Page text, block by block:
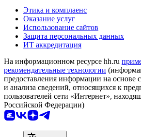
Этика и комплаенс
Оказание услуг
Использование сайтов
Защита персональных данных
ИТ аккредитация
На информационном ресурсе hh.ru
рекомендательные технологии
предоставления информации на основе
и анализа сведений, относящихся к
пользователей сети «Интернет»,
Российской Федерации)